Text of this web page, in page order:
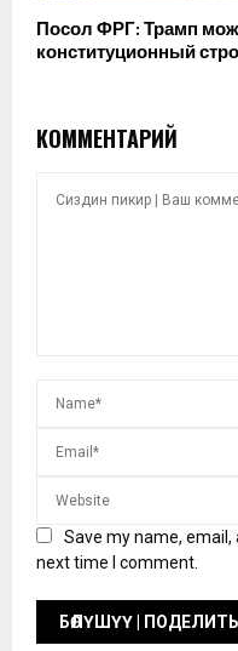
Посол ФРГ: Трамп
конституционный
КОММЕНТАРИЙ
Save my name,
next time I comment.